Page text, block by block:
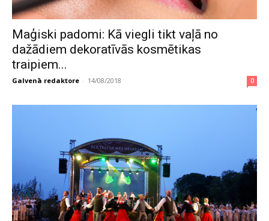
Maģiski padomi: Kā viegli tikt vaļā no
dažādiem dekoratīvās kosmētikas
traipiem...
Galvenā redaktore - 14/08/2018 0